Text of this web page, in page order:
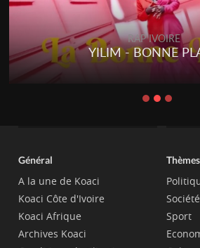
RAP IVOIRE
RENARD BARAKISSA -
CHAT
Général
A la une de Koaci
Koaci Côte d'Ivoire
Koaci Afrique
Archives Koaci
Thèmes
Société
Sport